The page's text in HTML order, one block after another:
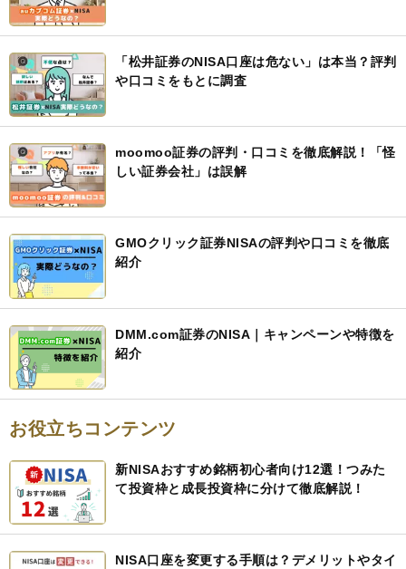
「松井証券のNISA口座は危ない」は本当？評判
や口コミをもとに調査
moomoo証券の評判・口コミを徹底解説！「怪
しい証券会社」は誤解
GMOクリック証券NISAの評判や口コミを徹底
紹介
DMM.com証券のNISA｜キャンペーンや特徴を
紹介
お役立ちコンテンツ
新NISAおすすめ銘柄初心者向け12選！つみた
て投資枠と成長投資枠に分けて徹底解説！
NISA口座を変更する手順は？デメリットやタイ